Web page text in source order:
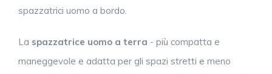
spazzatrici uomo a bordo.
La spazzatrice uomo a terra - più compatta e
maneggevole e adatta per gli spazi stretti e meno